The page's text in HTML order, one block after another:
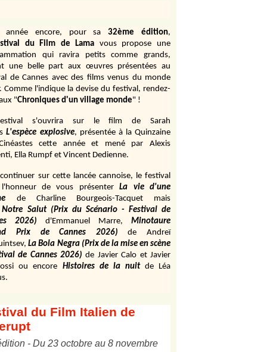
année encore, pour sa 32ème édition,
du Film de Lama vous propose une
qui ravira petits comme grands,
une belle part aux œuvres présentées au
de Cannes avec des films venus du monde
Comme l'indique la devise du festival, rendez-
"Chroniques d'un village monde" !
s'ouvrira sur le film de Sarah
L'espèce explosive, présentée à la Quinzaine
cette année et mené par Alexis
Ella Rumpf et Vincent Dedienne.
sur cette lancée cannoise, le festival
de vous présenter
La vie d'une
de Charline Bourgeois-Tacquet
mais
Notre Salut (Prix du Scénario - Festival de
2026)
d'Emmanuel Marre,
Minotaure
Prix de Cannes 2026)
de Andreï
La Bola Negra (Prix de la mise en scène
de Cannes 2026) de Javier Calo et Javier
ou encore Histoires de la nuit de Léa
du Film Italien de
- Du 23 octobre au 8 novembre